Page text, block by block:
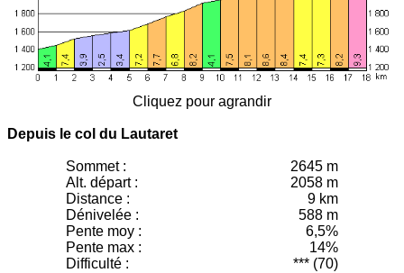
Cliquez pour agrandir
Depuis le col du Lautaret
Sommet :
Alt. départ :
Distance :
Dénivelée :
2645 m
2058 m
9 km
588 m
Pente moy:
Pente max :
Difficulté :
6,5%
14%
*** (70)